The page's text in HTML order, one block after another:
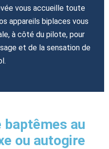
vous accueille toute
appareils biplaces vous
à côté du pilote, pour
et de la sensation de
baptêmes au
ou autogire